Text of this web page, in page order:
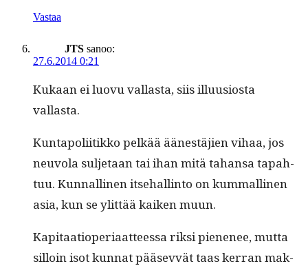
Vastaa
JTS sanoo:
27.6.2014 0:21
Kukaan ei luovu val­las­ta, siis illu­u­sios­ta
vallasta.
Kun­tapoli­itikko pelkää äänestäjien vihaa, jos
neu­vola sul­je­taan tai ihan mitä tahansa tapah­
tuu. Kun­nalli­nen itse­hallinto on kum­malli­nen
asia, kun se ylit­tää kaiken muun.
Kap­i­taa­tiope­ri­aat­teessa rik­si piene­nee, mut­ta
sil­loin isot kun­nat pää­sevvät taas ker­ran mak­